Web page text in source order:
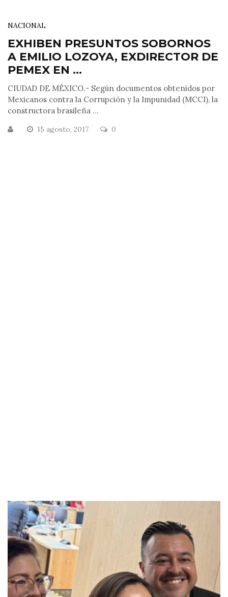
NACIONAL
EXHIBEN PRESUNTOS SOBORNOS
A EMILIO LOZOYA, EXDIRECTOR DE
PEMEX EN ...
CIUDAD DE MÉXICO.- Según documentos obtenidos por
Mexicanos contra la Corrupción y la Impunidad (MCCI), la
constructora brasileña ...
15 agosto, 2017 0